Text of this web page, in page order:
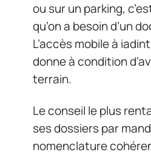
ou sur un parking,
qu’on a besoin d’un
L’accès mobile à
donne à condition
terrain.
Le conseil le plus
ses dossiers par
nomenclature